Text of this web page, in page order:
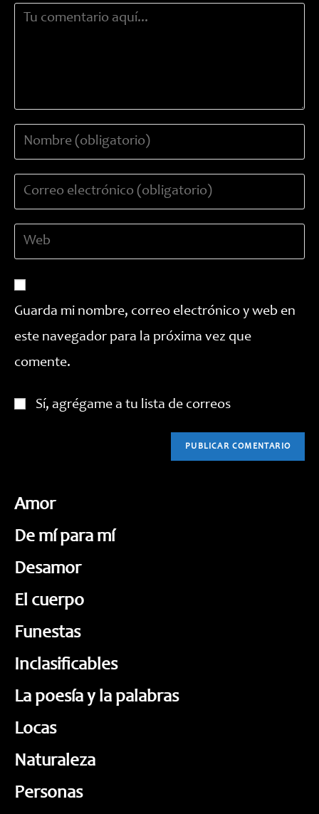
Comentario
usuario
para
de
para
comentar
(opcional)
Guarda mi nombre, correo electrónico y web en
este navegador para la próxima vez que
comente.
Sí, agrégame a tu lista de correos
Amor
De mí para mí
Desamor
El cuerpo
Funestas
Inclasificables
La poesía y la palabras
Locas
Naturaleza
Personas